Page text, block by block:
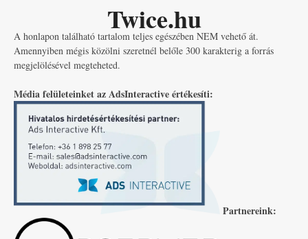
Twice.hu
A honlapon található tartalom teljes egészében NEM vehető át.
Amennyiben mégis közölni szeretnél belőle 300 karakterig a forrás
megjelölésével megteheted.
Média felületeinket az AdsInteractive értékesíti:
Partnereink: